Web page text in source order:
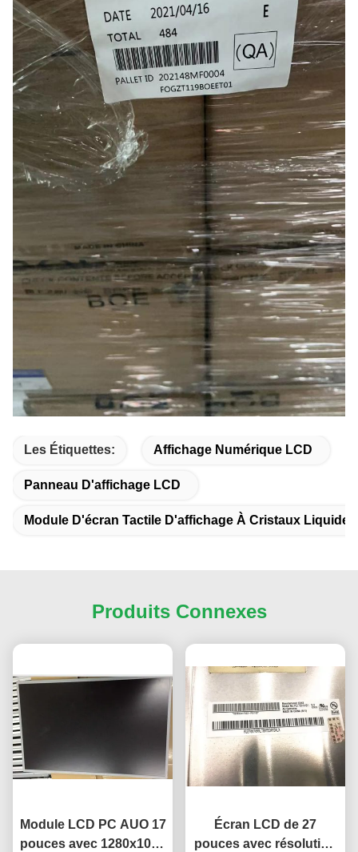
Les Étiquettes: Affichage Numérique LCD
Panneau D'affichage LCD
Module D'écran Tactile D'affichage À Cristaux Liquides
Produits Connexes
Module LCD PC AUO 17
pouces avec 1280x1024
Écran LCD de 27
pouces avec résolution